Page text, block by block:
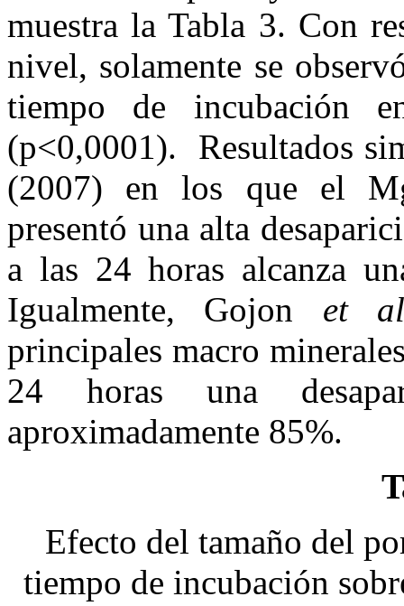
muestra la Tabla 3. Con
nivel, solamente se
tiempo de incubación
(p<0,0001). Resultados
(2007) en los que el
presentó una alta
a las 24 horas alcanza
Igualmente, Gojon et al
principales macro
24 horas una
aproximadamente 85%.
Efecto del tamaño del
tiempo de incubación